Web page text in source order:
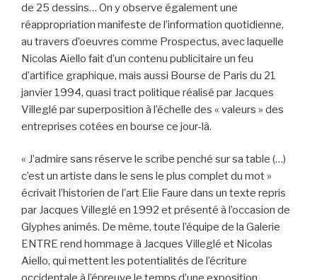
de 25 dessins… On y observe également une
réappropriation manifeste de l’information quotidienne,
au travers d’oeuvres comme Prospectus, avec laquelle
Nicolas Aiello fait d’un contenu publicitaire un feu
d’artifice graphique, mais aussi Bourse de Paris du 21
janvier 1994, quasi tract politique réalisé par Jacques
Villeglé par superposition à l’échelle des « valeurs » des
entreprises cotées en bourse ce jour-là.
« J’admire sans réserve le scribe penché sur sa table (…)
c’est un artiste dans le sens le plus complet du mot »
écrivait l’historien de l’art Elie Faure dans un texte repris
par Jacques Villeglé en 1992 et présenté à l’occasion de
Glyphes animés. De même, toute l’équipe de la Galerie
ENTRE rend hommage à Jacques Villeglé et Nicolas
Aiello, qui mettent les potentialités de l’écriture